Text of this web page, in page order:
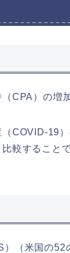
CPA）の増
COVID-19
較することで
（米国の52